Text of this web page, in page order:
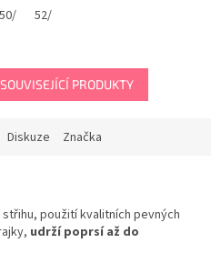
50/ 52/
PRODUKTY
Diskuze Značka
použití kvalitních pevných
udrží poprsí až do